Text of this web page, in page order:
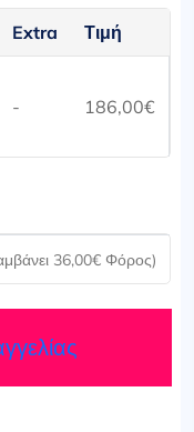
Extra Τιμή
- 186,00€
36,00€ Φόρος)